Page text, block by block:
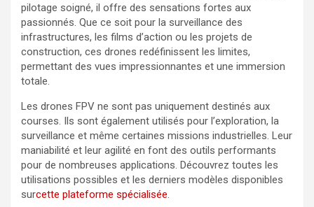
pilotage soigné, il offre des sensations fortes aux
passionnés. Que ce soit pour la surveillance des
infrastructures, les films d’action ou les projets de
construction, ces drones redéfinissent les limites,
permettant des vues impressionnantes et une immersion
totale.
Les drones FPV ne sont pas uniquement destinés aux
courses. Ils sont également utilisés pour l’exploration, la
surveillance et même certaines missions industrielles. Leur
maniabilité et leur agilité en font des outils performants
pour de nombreuses applications. Découvrez toutes les
utilisations possibles et les derniers modèles disponibles
surcette plateforme spécialisée.